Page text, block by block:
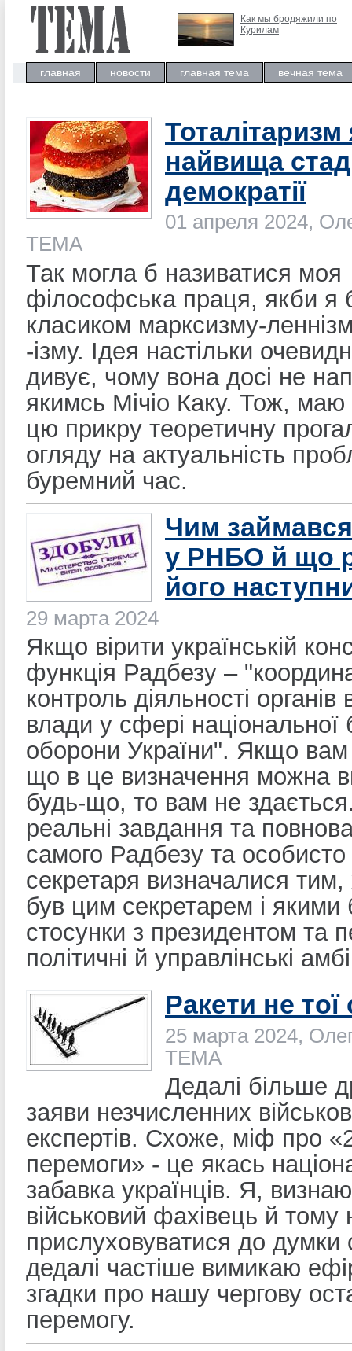
Как мы бродяжили по
Курилам
главная новости главная тема вечная тема
Тоталітаризм
найвища
демократії
01 апреля 2024,
ТЕМА
Так могла б називатися моя
філософська праця, якби я
класиком марксизму-
-ізму. Ідея настільки
дивує, чому вона досі не
якимсь Мічіо Каку. Тож, маю
цю прикру теоретичну
огляду на актуальність
буремний час.
Чим
у РНБО й що
його
29 марта 2024
Якщо вірити українській
функція Радбезу –
контроль діяльності органів
влади у сфері національної
оборони України". Якщо вам
що в це визначення можна
будь-що, то вам не
реальні завдання та
самого Радбезу та особисто
секретаря визначалися
був цим секретарем і якими
стосунки з президентом та
політичні й управлінські
Ракети не
25 марта 2024,
ТЕМА
Дедалі більше
заяви незчисленних
експертів. Схоже, міф про
перемоги» - це якась
забавка українців. Я,
військовий фахівець й
прислуховуватися до думки
дедалі частіше вимикаю
згадки про нашу чергову
перемогу.